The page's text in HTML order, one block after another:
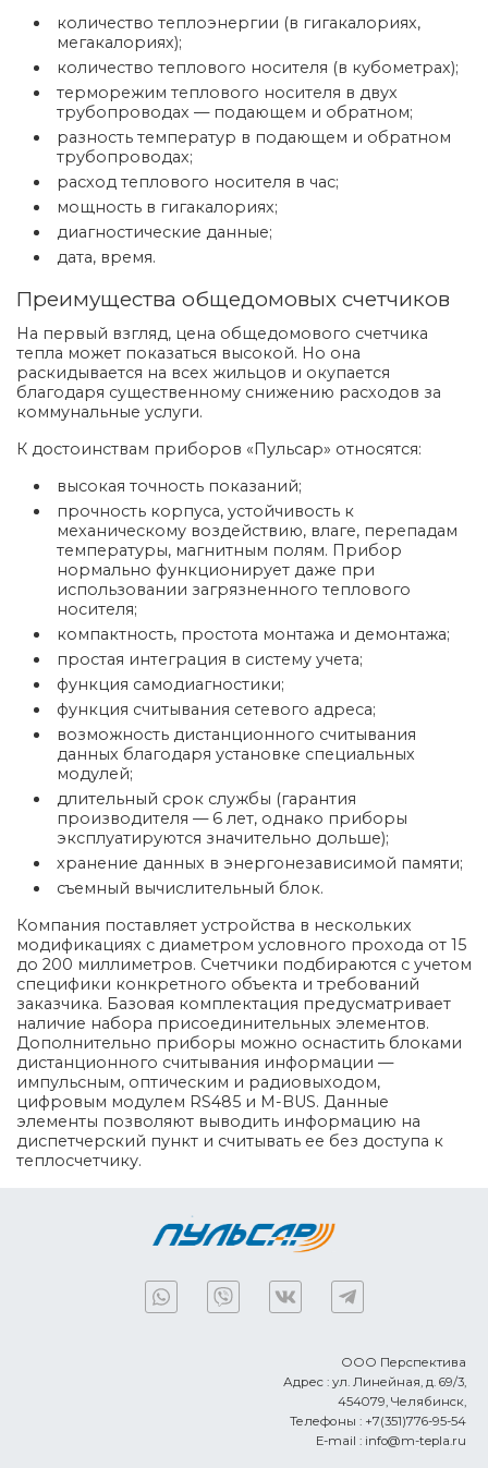
количество теплоэнергии (в гигакалориях,
мегакалориях);
количество теплового носителя (в кубометрах);
терморежим теплового носителя в двух
трубопроводах — подающем и обратном;
разность температур в подающем и обратном
трубопроводах;
расход теплового носителя в час;
мощность в гигакалориях;
диагностические данные;
дата, время.
Преимущества общедомовых счетчиков
На первый взгляд, цена общедомового счетчика
тепла может показаться высокой. Но она
раскидывается на всех жильцов и окупается
благодаря существенному снижению расходов за
коммунальные услуги.
К достоинствам приборов «Пульсар» относятся:
высокая точность показаний;
прочность корпуса, устойчивость к
механическому воздействию, влаге, перепадам
температуры, магнитным полям. Прибор
нормально функционирует даже при
использовании загрязненного теплового
носителя;
компактность, простота монтажа и демонтажа;
простая интеграция в систему учета;
функция самодиагностики;
функция считывания сетевого адреса;
возможность дистанционного считывания
данных благодаря установке специальных
модулей;
длительный срок службы (гарантия
производителя — 6 лет, однако приборы
эксплуатируются значительно дольше);
хранение данных в энергонезависимой памяти;
съемный вычислительный блок.
Компания поставляет устройства в нескольких
модификациях с диаметром условного прохода от 15
до 200 миллиметров. Счетчики подбираются с учетом
специфики конкретного объекта и требований
заказчика. Базовая комплектация предусматривает
наличие набора присоединительных элементов.
Дополнительно приборы можно оснастить блоками
дистанционного считывания информации —
импульсным, оптическим и радиовыходом,
цифровым модулем RS485 и M-BUS. Данные
элементы позволяют выводить информацию на
диспетчерский пункт и считывать ее без доступа к
теплосчетчику.
ООО Перспектива
Адрес : ул. Линейная, д. 69/3,
454079, Челябинск,
Телефоны : +7(351)776-95-54
E-mail : info@m-tepla.ru